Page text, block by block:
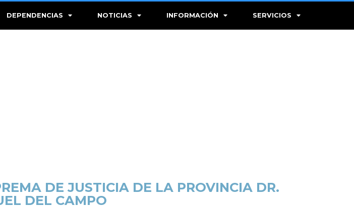
DEPENDENCIAS NOTICIAS INFORMACIÓN SERVICIOS
DE JUSTICIA DE LA PROVINCIA DR.
DEL CAMPO